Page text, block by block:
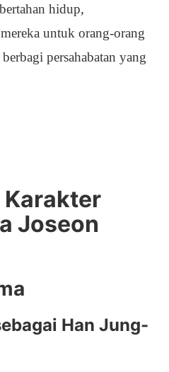
hidup,
untuk orang-orang
persahabatan yang
Karakter
Joseon
Han Jung-